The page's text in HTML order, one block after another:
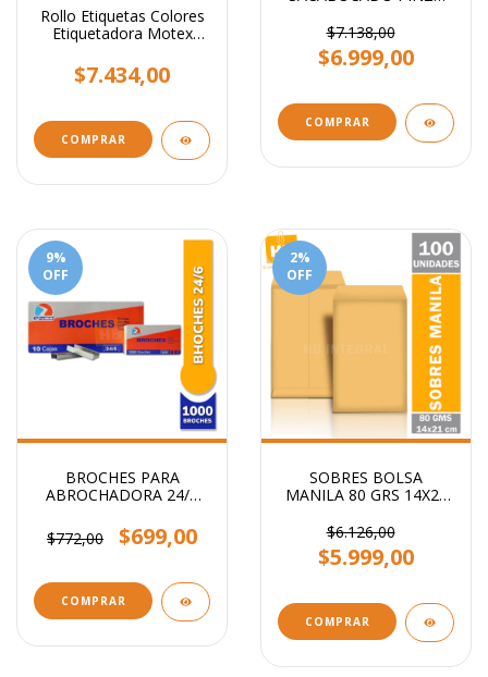
Rollo Etiquetas Colores
Etiquetadora Motex
$7.434,00
COMPRAR
etiquetas
$7.138,00
$6.999,00
9%
OFF
BROCHES PARA
ABROCHADORA 24/6
$772,00
$699,00
COMPRAR
2%
OFF
SOBRES BOLSA
MANILA 80 GRS 14X21
$6.126,00
$5.999,00
COMPRAR